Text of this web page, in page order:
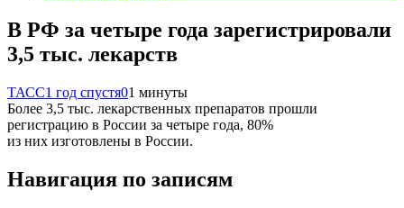
В РФ за четыре года зарегистрировали
3,5 тыс. лекарств
ТАСС1 год спустя01 минуты
Более 3,5 тыс. лекарственных препаратов прошли
регистрацию в России за четыре года, 80%
из них изготовлены в России.
Навигация по записям